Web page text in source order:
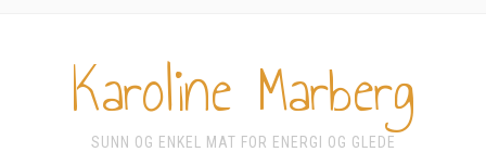
Karoline Marberg
SUNN OG ENKEL MAT FOR ENERGI OG GLEDE